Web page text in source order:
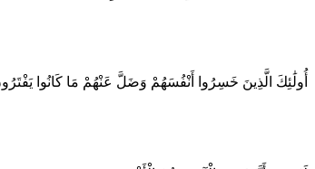
أُولَٰئِكَ الَّذِينَ خَسِرُوا أَنْفُسَهُمْ وَضَلَّ عَنْهُمْ مَا كَانُوا